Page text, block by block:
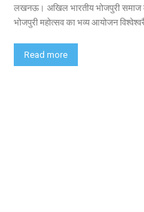
लखनऊ। अखिल भारतीय भोजपुरी समाज
भोजपुरी महोत्सव का भव्य आयोजन
Read more